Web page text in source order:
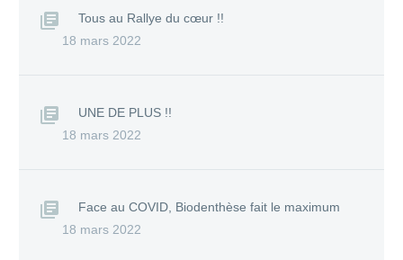
Tous au Rallye du cœur !!
18 mars 2022
UNE DE PLUS !!
18 mars 2022
Face au COVID, Biodenthèse fait le maximum
18 mars 2022